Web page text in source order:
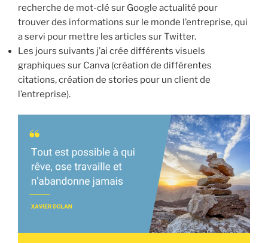
recherche de mot-clé sur Google actualité pour
trouver des informations sur le monde l’entreprise, qui
a servi pour mettre les articles sur Twitter.
Les jours suivants j’ai crée différents visuels
graphiques sur Canva (création de différentes
citations, création de stories pour un client de
l’entreprise).